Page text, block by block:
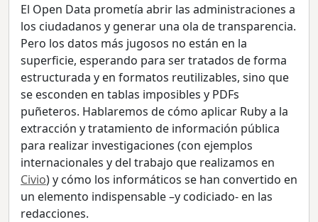
El Open Data prometía abrir las administraciones a
los ciudadanos y generar una ola de transparencia.
Pero los datos más jugosos no están en la
superficie, esperando para ser tratados de forma
estructurada y en formatos reutilizables, sino que
se esconden en tablas imposibles y PDFs
puñeteros. Hablaremos de cómo aplicar Ruby a la
extracción y tratamiento de información pública
para realizar investigaciones (con ejemplos
internacionales y del trabajo que realizamos en
Civio) y cómo los informáticos se han convertido en
un elemento indispensable –y codiciado- en las
redacciones.